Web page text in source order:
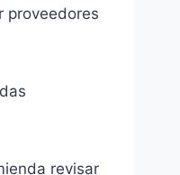
proveedores
revisar